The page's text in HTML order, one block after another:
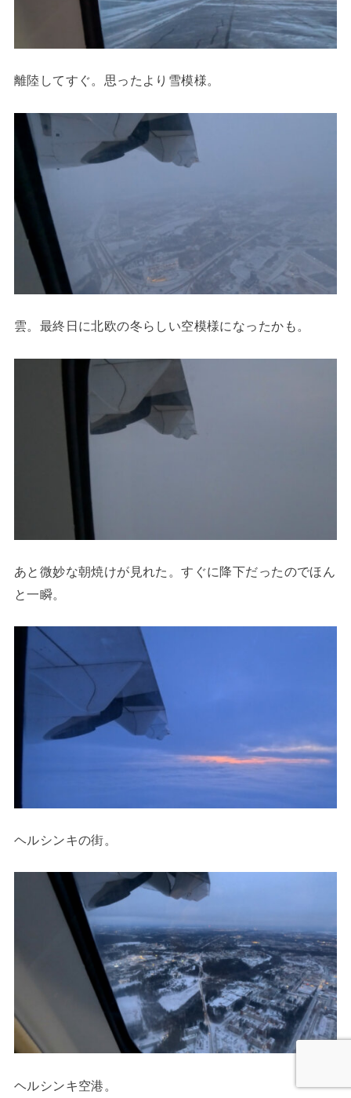
離陸してすぐ。思ったより雪模様。
雲。最終日に北欧の冬らしい空模様になったかも。
あと微妙な朝焼けが見れた。すぐに降下だったのでほん
と一瞬。
ヘルシンキの街。
ヘルシンキ空港。